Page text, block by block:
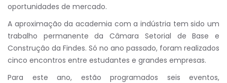
oportunidades de mercado.
A aproximação da academia com a indústria tem sido um
trabalho permanente da Câmara Setorial de Base e
Construção da Findes. Só no ano passado, foram realizados
cinco encontros entre estudantes e grandes empresas.
Para este ano, estão programados seis eventos,